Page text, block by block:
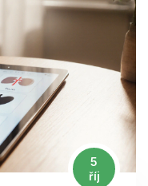
5
říj